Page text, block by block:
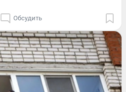
Обсудить